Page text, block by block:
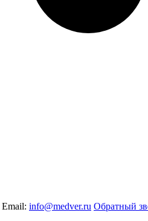
Email: info@medver.ru Обратный